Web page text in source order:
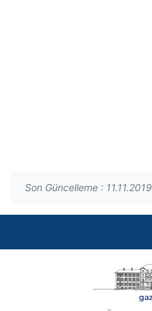
Son Güncelleme : 11.11.2019